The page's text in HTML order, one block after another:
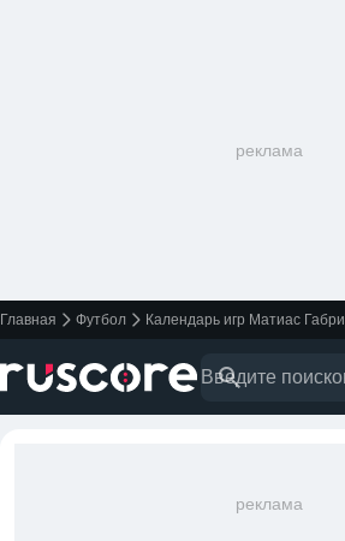
реклама
Главная Футбол Календарь игр Матиас
реклама